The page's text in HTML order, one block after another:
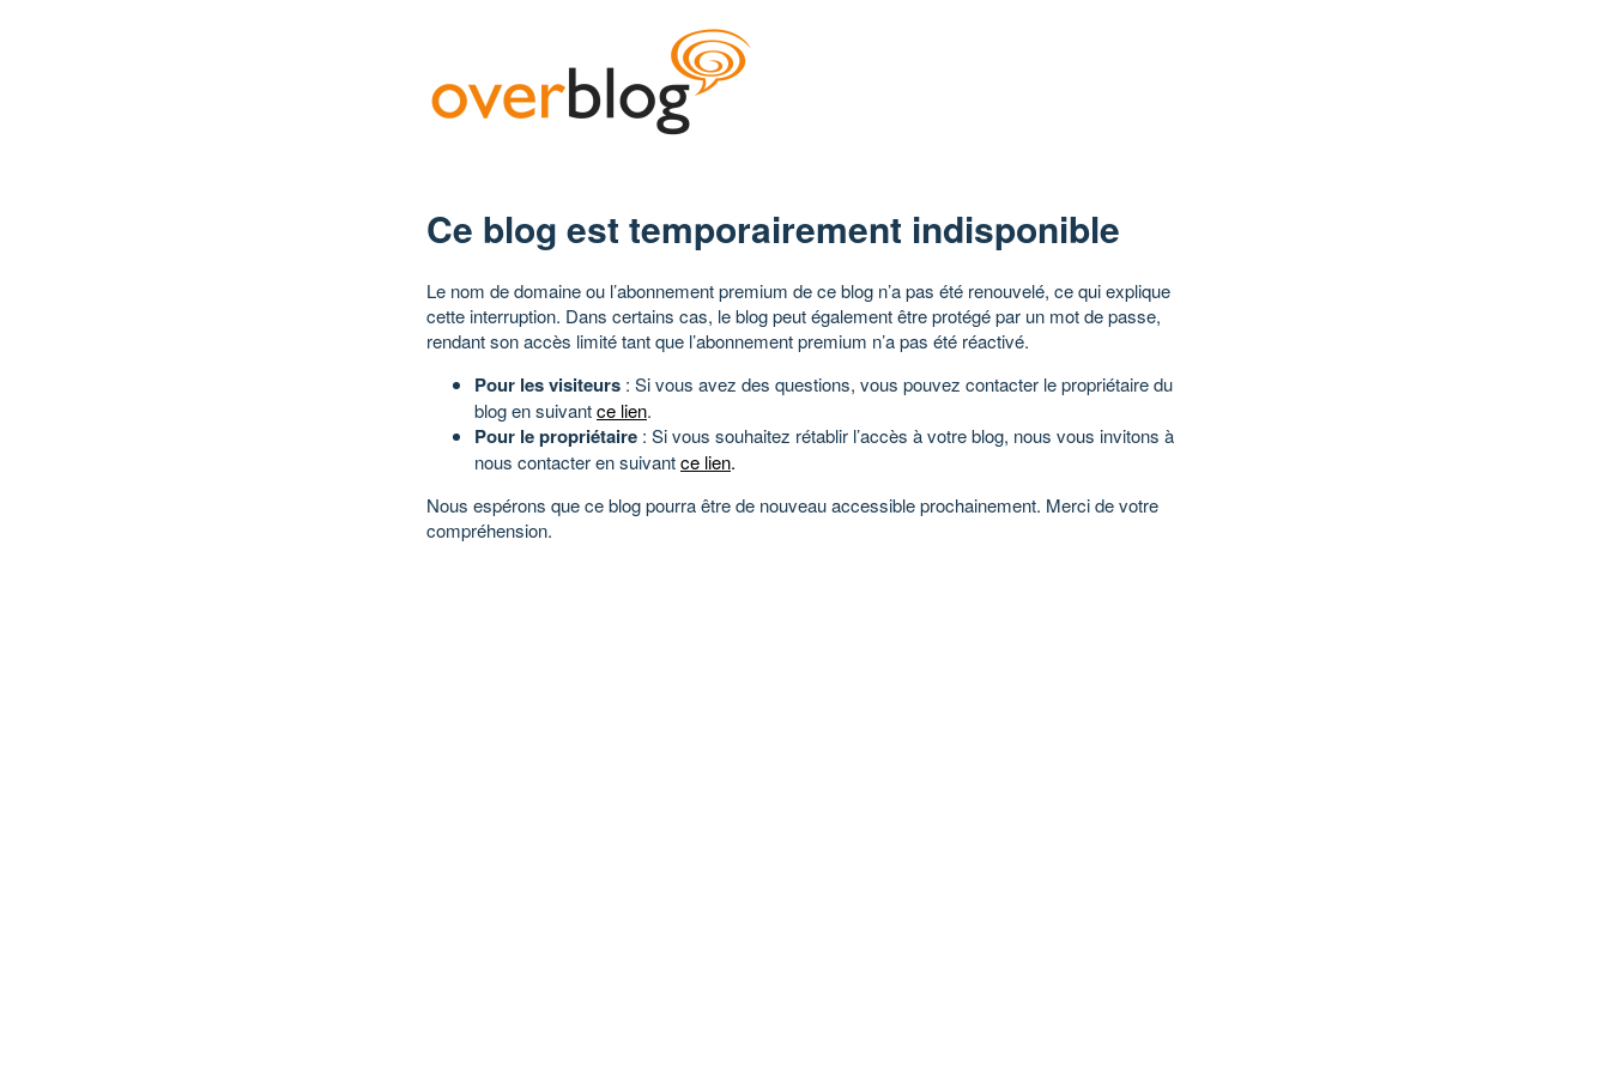
Ce blog est temporairement indisponible
Le nom de domaine ou l’abonnement premium de ce blog n’a pas été renouvelé, ce qui explique
cette interruption. Dans certains cas, le blog peut également être protégé par un mot de passe,
rendant son accès limité tant que l’abonnement premium n’a pas été réactivé.
Pour les visiteurs : Si vous avez des questions, vous pouvez contacter le propriétaire du
blog en suivantce lien.
Pour le propriétaire : Si vous souhaitez rétablir l’accès à votre blog, nous vous invitons à
nous contacter en suivantce lien.
Nous espérons que ce blog pourra être de nouveau accessible prochainement. Merci de votre
compréhension.